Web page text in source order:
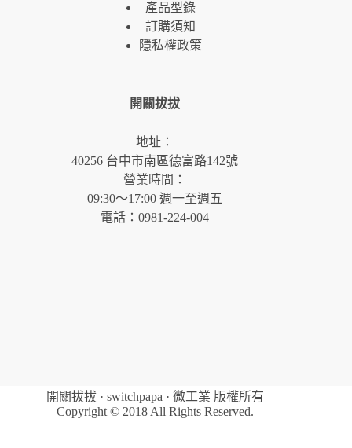
產品型錄
訂購須知
隱私權政策
開關拔拔
地址：
40256 台中市南區德富路142號
營業時間：
09:30～17:00 週一至週五
電話：0981-224-004
開關拔拔 · switchpapa · 微工業 版權所有
Copyright © 2018 All Rights Reserved.